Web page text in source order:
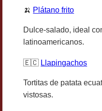
🍌 Plátano frito
Dulce-salado, ideal
latinoamericanos.
🇪🇨 Llapingachos
Tortitas de patata
vistosas.